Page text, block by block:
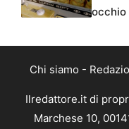
occhio
Chi siamo -
Ilredattore.it di
Marchese 10,